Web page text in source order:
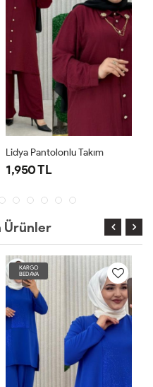
Lidya Pantolonlu Takım
1,950 TL
Ürünler
KARGO
BEDAVA